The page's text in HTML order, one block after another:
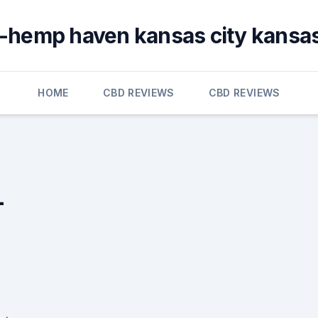
haven kansas city
HOME CBD REVIEWS CBD REVIEWS